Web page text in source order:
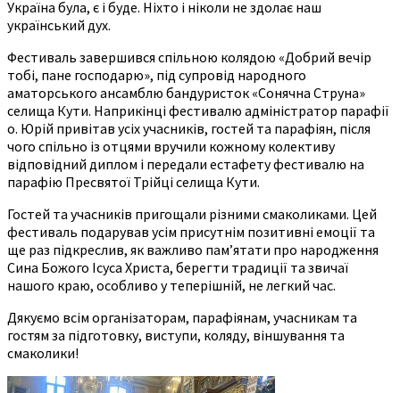
Україна була, є і буде. Ніхто і ніколи не здолає наш
український дух.
Фестиваль завершився спільною колядою «Добрий вечір
тобі, пане господарю», під супровід народного
аматорського ансамблю бандуристок «Сонячна Струна»
селища Кути. Наприкінці фестивалю адміністратор парафії
о. Юрій привітав усіх учасників, гостей та парафіян, після
чого спільно із отцями вручили кожному колективу
відповідний диплом і передали естафету фестивалю на
парафію Пресвятої Трійці селища Кути.
Гостей та учасників пригощали різними смаколиками. Цей
фестиваль подарував усім присутнім позитивні емоції та
ще раз підкреслив, як важливо пам’ятати про народження
Сина Божого Ісуса Христа, берегти традиції та звичаї
нашого краю, особливо у теперішній, не легкий час.
Дякуємо всім організаторам, парафіянам, учасникам та
гостям за підготовку, виступи, коляду, віншування та
смаколики!